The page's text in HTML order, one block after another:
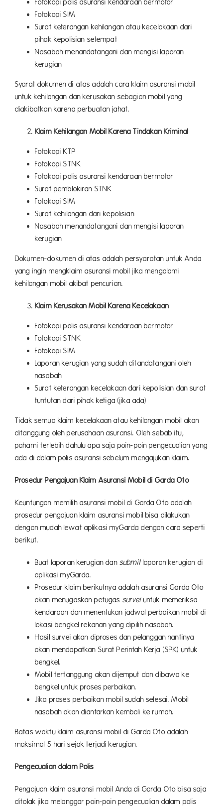
Fotokopi polis asuransi kendaraan bermotor
Fotokopi SIM
Surat keterangan kehilangan atau kecelakaan dari
pihak kepolisian setempat
Nasabah menandatangani dan mengisi laporan
kerugian
Syarat dokumen di atas adalah cara klaim asuransi mobil
untuk kehilangan dan kerusakan sebagian mobil yang
diakibatkan karena perbuatan jahat.
Klaim Kehilangan Mobil Karena Tindakan Kriminal
Fotokopi KTP
Fotokopi STNK
Fotokopi polis asuransi kendaraan bermotor
Surat pemblokiran STNK
Fotokopi SIM
Surat kehilangan dari kepolisian
Nasabah menandatangani dan mengisi laporan
kerugian
Dokumen-dokumen di atas adalah persyaratan untuk Anda
yang ingin mengklaim asuransi mobil jika mengalami
kehilangan mobil akibat pencurian.
Klaim Kerusakan Mobil Karena Kecelakaan
Fotokopi polis asuransi kendaraan bermotor
Fotokopi STNK
Fotokopi SIM
Laporan kerugian yang sudah ditandatangani oleh
nasabah
Surat keterangan kecelakaan dari kepolisian dan surat
tuntutan dari pihak ketiga (jika ada)
Tidak semua klaim kecelakaan atau kehilangan mobil akan
ditanggung oleh perusahaan asuransi. Oleh sebab itu,
pahami terlebih dahulu apa saja poin-poin pengecualian yang
ada di dalam polis asuransi sebelum mengajukan klaim.
Prosedur Pengajuan Klaim Asuransi Mobil di Garda Oto
Keuntungan memilih asuransi mobil di Garda Oto adalah
prosedur pengajuan klaim asuransi mobil bisa dilakukan
dengan mudah lewat aplikasi myGarda dengan cara seperti
berikut.
Buat laporan kerugian dan submitlaporan kerugian di
aplikasi myGarda.
Prosedur klaim berikutnya adalah asuransi Garda Oto
akan menugaskan petugas surveiuntuk memeriksa
kendaraan dan menentukan jadwal perbaikan mobil di
lokasi bengkel rekanan yang dipilih nasabah.
Hasil survei akan diproses dan pelanggan nantinya
akan mendapatkan Surat Perintah Kerja (SPK) untuk
bengkel.
Mobil tertanggung akan dijemput dan dibawa ke
bengkel untuk proses perbaikan.
Jika proses perbaikan mobil sudah selesai. Mobil
nasabah akan diantarkan kembali ke rumah.
Batas waktu klaim asuransi mobil di Garda Oto adalah
maksimal 5 hari sejak terjadi kerugian.
Pengecualian dalam Polis
Pengajuan klaim asuransi mobil Anda di Garda Oto bisa saja
ditolak jika melanggar poin-poin pengecualian dalam polis